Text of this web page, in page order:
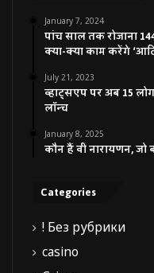
January 7, 2024
पांच साल तक रोजाना
क्या-क्या काम करेंगे
July 21, 2023
व्हाट्सएप पर अब 15
लॉन्च
January 8, 2025
कौन हैं वी नारायणन, जो
Categories
! Без рубрики
casino